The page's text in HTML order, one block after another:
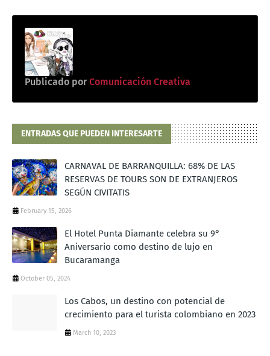
Publicado por Comunicación Creativa
ENTRADAS QUE PUEDEN INTERESARTE
CARNAVAL DE BARRANQUILLA: 68% DE LAS
RESERVAS DE TOURS SON DE EXTRANJEROS
SEGÚN CIVITATIS
February 15, 2026
El Hotel Punta Diamante celebra su 9°
Aniversario como destino de lujo en
Bucaramanga
October 05, 2024
Los Cabos, un destino con potencial de
crecimiento para el turista colombiano en 2023
March 10, 2023